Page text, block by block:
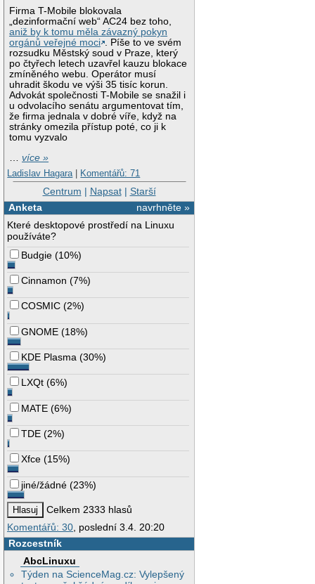
Firma T-Mobile blokovala
„dezinformační web“ AC24 bez toho,
aniž by k tomu měla závazný pokyn
orgánů veřejné moci . Píše to ve svém
rozsudku Městský soud v Praze, který
po čtyřech letech uzavřel kauzu blokace
zmíněného webu. Operátor musí
uhradit škodu ve výši 35 tisíc korun.
Advokát společnosti T-Mobile se snažil i
u odvolacího senátu argumentovat tím,
že firma jednala v dobré víře, když na
stránky omezila přístup poté, co ji k
tomu vyzvalo
…více »
Ladislav Hagara | Komentářů: 71
Centrum | Napsat| Starší
navrhněte »
Anketa
Které desktopové prostředí na Linuxu
používáte?
Budgie (10%)
Cinnamon (7%)
COSMIC (2%)
GNOME (18%)
KDE Plasma (30%)
LXQt (6%)
MATE (6%)
TDE (2%)
Xfce (15%)
jiné/žádné (23%)
Celkem 2333 hlasů
Komentářů: 30, poslední 3.4. 20:20
Rozcestník
AbcLinuxu
Týden na ScienceMag.cz: Vylepšený